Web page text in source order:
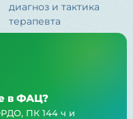
диагноз и тактика
терапевта
в ФАЦ?
ПК 144 ч и